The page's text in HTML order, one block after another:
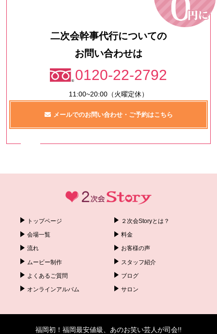
二次会幹事代行についての
お問い合わせは
0120-22-2792
11:00~20:00（火曜定休）
メールでのお問い合わせ・ご予約はこちら
トップページ ２次会Storyとは？
会場一覧 料金
流れ お客様の声
ムービー制作 スタッフ紹介
よくあるご質問 ブログ
オンラインアルバム サロン
福岡初！福岡最安値級、あのお笑い芸人が司会!!